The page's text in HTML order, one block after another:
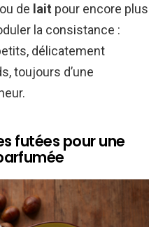
de lait pour encore plus
la consistance :
délicatement
toujours d’une
futées pour une